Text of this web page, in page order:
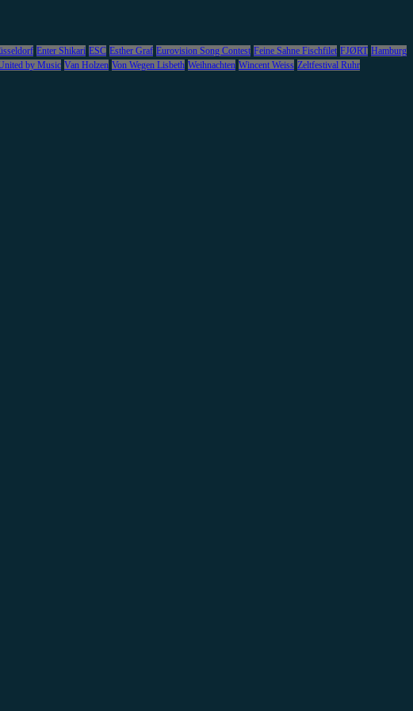
Enter Shikari ESC Esther Graf Eurovision Song Contest Feine Sahne Fischfilet FJØRT Hamburg
by Music Van Holzen Von Wegen Lisbeth Weihnachten Wincent Weiss Zeltfestival Ruhr